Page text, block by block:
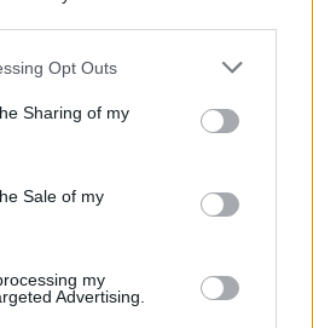
Opt Outs
Sharing of my
Sale of my
my
Advertising.
σκάφος